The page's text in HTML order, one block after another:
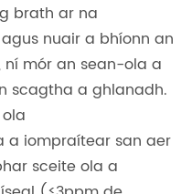
brath ar na
nuair a bhíonn an
mór an sean-ola a
scagtha a ghlanadh.
a iompraítear san aer
sceite ola a